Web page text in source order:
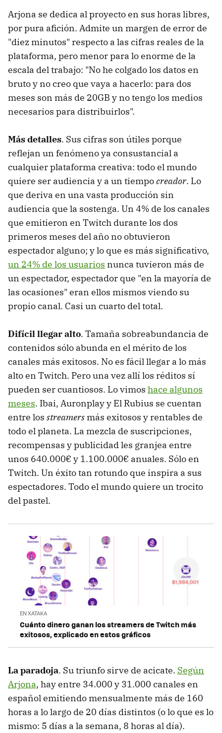
Arjona se dedica al proyecto en sus horas libres,
por pura afición. Admite un margen de error de
"diez minutos" respecto a las cifras reales de la
plataforma, pero menor para lo enorme de la
escala del trabajo: "No he colgado los datos en
bruto y no creo que vaya a hacerlo: para dos
meses son más de 20GB y no tengo los medios
necesarios para distribuirlos".
Más detalles. Sus cifras son útiles porque
reflejan un fenómeno ya consustancial a
cualquier plataforma creativa: todo el mundo
quiere ser audiencia y a un tiempocreador. Lo
que deriva en una vasta producción sin
audiencia que la sostenga. Un 4% de los canales
que emitieron en Twitch durante los dos
primeros meses del año no obtuvieron
espectador alguno; y lo que es más significativo,
un 24% de los usuarios nunca tuvieron más de
un espectador, espectador que "en la mayoría de
las ocasiones" eran ellos mismos viendo su
propio canal. Casi un cuarto del total.
Difícil llegar alto. Tamaña sobreabundancia de
contenidos sólo abunda en el mérito de los
canales más exitosos. No es fácil llegar a lo más
alto en Twitch. Pero una vez allí los réditos sí
pueden ser cuantiosos. Lo vimos hace algunos
meses. Ibai, Auronplay y El Rubius se cuentan
entre los streamers más exitosos y rentables de
todo el planeta. La mezcla de suscripciones,
recompensas y publicidad les granjea entre
unos 640.000€ y 1.100.000€ anuales. Sólo en
Twitch. Un éxito tan rotundo que inspira a sus
espectadores. Todo el mundo quiere un trocito
del pastel.
EN XATAKA
Cuánto dinero ganan los streamers de Twitch más
exitosos, explicado en estos gráficos
La paradoja. Su triunfo sirve de acicate. Según
Arjona, hay entre 34.000 y 31.000 canales en
español emitiendo mensualmente más de 160
horas a lo largo de 20 días distintos (o lo que es lo
mismo: 5 días a la semana, 8 horas al día).